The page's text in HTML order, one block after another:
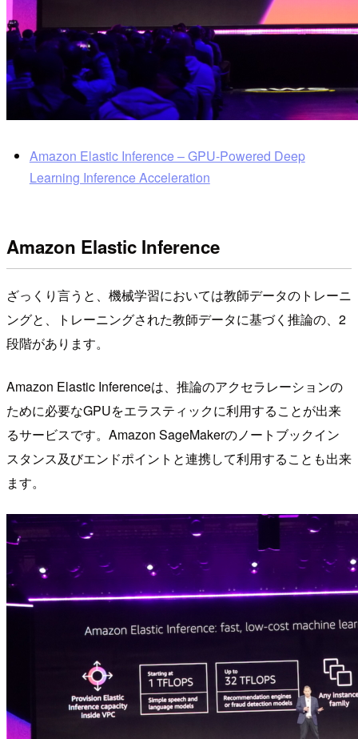
Amazon Elastic Inference – GPU-Powered Deep
Learning Inference Acceleration
Amazon Elastic Inference
ざっくり言うと、機械学習においては教師データのトレーニ
ングと、トレーニングされた教師データに基づく推論の、2
段階があります。
Amazon Elastic Inferenceは、推論のアクセラレーションの
ために必要なGPUをエラスティックに利用することが出来
るサービスです。Amazon SageMakerのノートブックイン
スタンス及びエンドポイントと連携して利用することも出来
ます。